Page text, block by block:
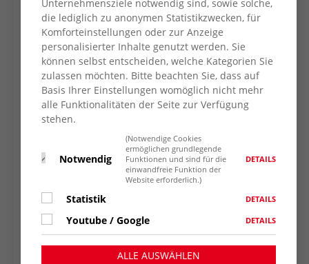
Jahr auf dem Thema VIELFALT. Dabei geht es
zum einen darum, die Vielfältigkeit unserer
Gesellschaft zu feiern und zu leben, aber auch
darum, sie vor Angriffen von
demokratiefeindlichen Akteur*innen zu
schützen. Ebenso erinnern uns die
Aktionswochen, wie wichtig es ist, die
Individualität eines jeden Menschen
anzuerkennen und wertzuschätzen, Vorurteile
abzubauen und für das gemeinsame
Miteinander zu werben. Erfahrungen von
Diskriminierung, Ausgrenzung und Rassismus
haben stets eine strukturelle, aber immer
auch eine höchst persönliche Dimension. Als
Arbeiterwohlfahrt treten wir dafür ein,
strukturelle Benachteiligungen für alle
Unternehmensziele notwendig sind, sowie solche,
die lediglich zu anonymen Statistikzwecken, für
Komforteinstellungen oder zur Anzeige
personalisierter Inhalte genutzt werden. Sie
können selbst entscheiden, welche Kategorien Sie
zulassen möchten. Bitte beachten Sie, dass auf
Basis Ihrer Einstellungen womöglich nicht mehr
alle Funktionalitäten der Seite zur Verfügung
stehen.
Notwendig
(Notwendige Cookies
ermöglichen grundlegende
Funktionen und sind für die
einwandfreie Funktion der
Website erforderlich.)
DETAILS
Statistik DETAILS
Youtube / Google DETAILS
ALLE AUSWÄHLEN